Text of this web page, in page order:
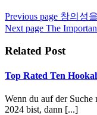
Previous page 창의성
Next page The
Related Post
Top Rated Ten
Wenn du auf der Suche
2024 bist, dann [...]